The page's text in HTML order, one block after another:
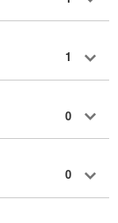
1
0
0